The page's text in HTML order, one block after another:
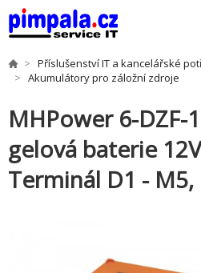
Příslušenství IT a kancelářské
Akumulátory pro záložní zdroje
MHPower 6-DZF-
gelová baterie
Terminál D1 - M5,